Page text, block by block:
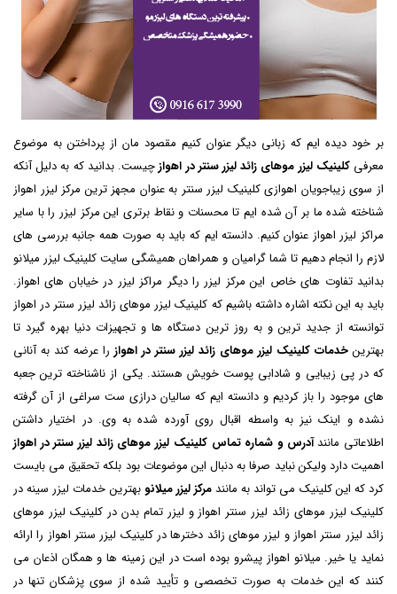
بر خود دیده ایم که زبانی دیگر عنوان کنیم مقصود مان از پرداختن به موضوع
معرفیکلینیک لیزر موهای زائد لیزر سنتر در اهوازچیست. بدانید که به دلیل آنکه
از سوی زیباجویان اهوازی کلینیک لیزر سنتر به عنوان مجهز ترین مرکز لیزر اهواز
شناخته شده ما بر آن شده ایم تا محسنات و نقاط برتری این مرکز لیزر را با سایر
مراکز لیزر اهواز عنوان کنیم. دانسته ایم که باید به صورت همه جانبه بررسی های
لازم را انجام دهیم تا شما گرامیان و همراهان همیشگی سایت کلینیک لیزر میلانو
بدانید تفاوت های خاص این مرکز لیزر را دیگر مراکز لیزر در خیابان های اهواز.
باید به این نکته اشاره داشته باشیم که کلینیک لیزر موهای زائد لیزر سنتر در اهواز
توانسته از جدید ترین و به روز ترین دستگاه ها و تجهیزات دنیا بهره گیرد تا
بهترینخدمات کلینیک لیزر موهای زائد لیزر سنتر در اهوازرا عرضه کند به آنانی
که در پی زیبایی و شادابی پوست خویش هستند. یکی از ناشناخته ترین جعبه
های موجود را باز کردیم و دانسته ایم که سالیان درازی ست سراغی از آن گرفته
نشده و اینک نیز به واسطه اقبال روی آورده شده به وی. در اختیار داشتن
اطلاعاتی مانندآدرس و شماره تماس کلینیک لیزر موهای زائد لیزر سنتر در اهواز
اهمیت دارد ولیکن نباید صرفا به دنبال این موضوعات بود بلکه تحقیق می بایست
کرد که این کلینیک می تواند به مانندمرکز لیزر میلانوبهترین خدمات لیزر سینه در
کلینیک لیزر موهای زائد لیزر سنتر اهواز و لیزر تمام بدن در کلینیک لیزر موهای
زائد لیزر سنتر اهواز و لیزر موهای زائد دخترها در کلینیک لیزر سنتر اهواز را ارائه
نماید یا خیر. میلانو اهواز پیشرو بوده است در این زمینه ها و همگان اذعان می
کنند که این خدمات به صورت تخصصی و تأیید شده از سوی پزشکان تنها در